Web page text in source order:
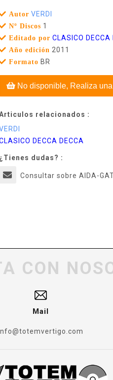
Autor VERDI
Nº Discos 1
Editado por CLASICO DECCA
Año edición 2011
Formato BR
No disponible, Realiza
relacionados :
DECCA DECCA
¿Tienes dudas? :
Consultar sobre AIDA-
CON
Mail